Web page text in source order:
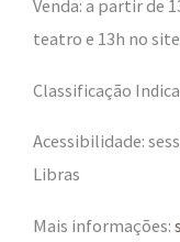
Venda: a partir de
teatro e 13h no site
Classificação
Acessibilidade:
Libras
Mais informações: